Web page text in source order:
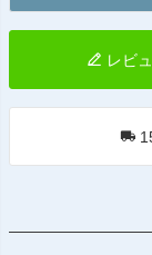
レビ